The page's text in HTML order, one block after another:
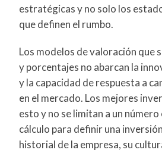
estratégicas y no solo los
que definen el rumbo.
Los modelos de valoración que
y porcentajes no abarcan la
y la capacidad de respuesta a
en el mercado. Los mejores
esto y no se limitan a un número
cálculo para definir una
historial de la empresa, su